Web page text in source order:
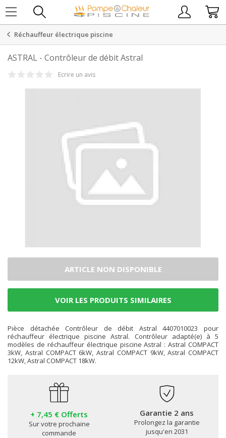
Réchauffeur électrique piscine
ASTRAL - Contrôleur de débit Astral
Ecrire un avis
ARTICLE NON DISPONIBLE
VOIR LES PRODUITS SIMILAIRES
Pièce détachée Contrôleur de débit Astral 4407010023 pour
réchauffeur électrique piscine Astral. Contrôleur adapté(e) à 5
modèles de réchauffeur électrique piscine Astral : Astral COMPACT
3kW, Astral COMPACT 6kW, Astral COMPACT 9kW, Astral COMPACT
12kW, Astral COMPACT 18kW.
+ 7,45 € Offerts
Sur votre prochaine
commande
Garantie 2 ans
Prolongez la garantie
jusqu'en 2031